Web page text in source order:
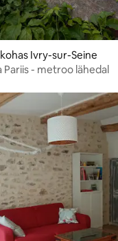
Ivry-sur-Seine
Pariis - metroo lähedal